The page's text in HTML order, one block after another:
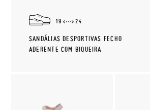
19 24
SANDÁLIAS DESPORTIVAS FECHO
ADERENTE COM BIQUEIRA